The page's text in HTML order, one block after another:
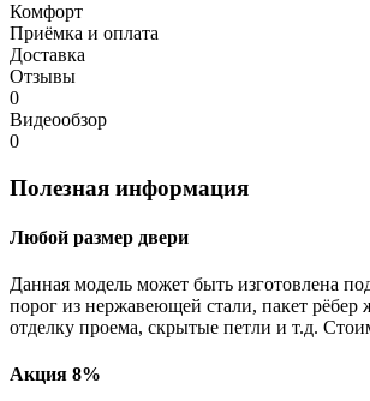
Комфорт
Приёмка и оплата
Доставка
Отзывы
0
Видеообзор
0
Полезная информация
Любой размер двери
Данная модель может быть изготовлена
порог из нержавеющей стали, пакет
отделку проема, скрытые петли и т.д.
Акция 8%